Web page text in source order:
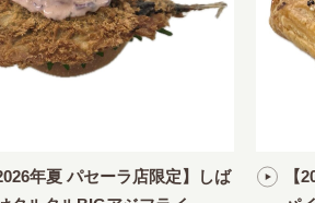
年夏 パセーラ店限定】しば
【